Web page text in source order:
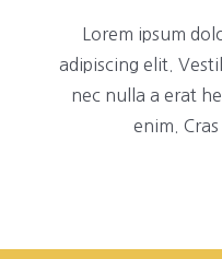
Lorem ipsum
adipiscing elit.
nec nulla a erat
enim.